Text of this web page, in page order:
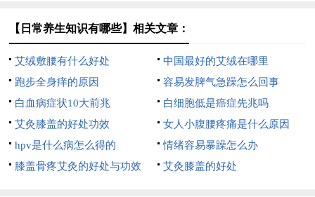
【日常养生知识有哪些】相关文章：
艾绒敷腰有什么好处
中国最好的艾绒在哪里
跑步全身痒的原因
容易发脾气急躁怎么回事
白血病症状10大前兆
白细胞低是癌症先兆吗
艾灸膝盖的好处功效
女人小腹腰疼痛是什么原因
hpv是什么病怎么得的
情绪容易暴躁怎么办
膝盖骨疼艾灸的好处与功效
艾灸膝盖的好处